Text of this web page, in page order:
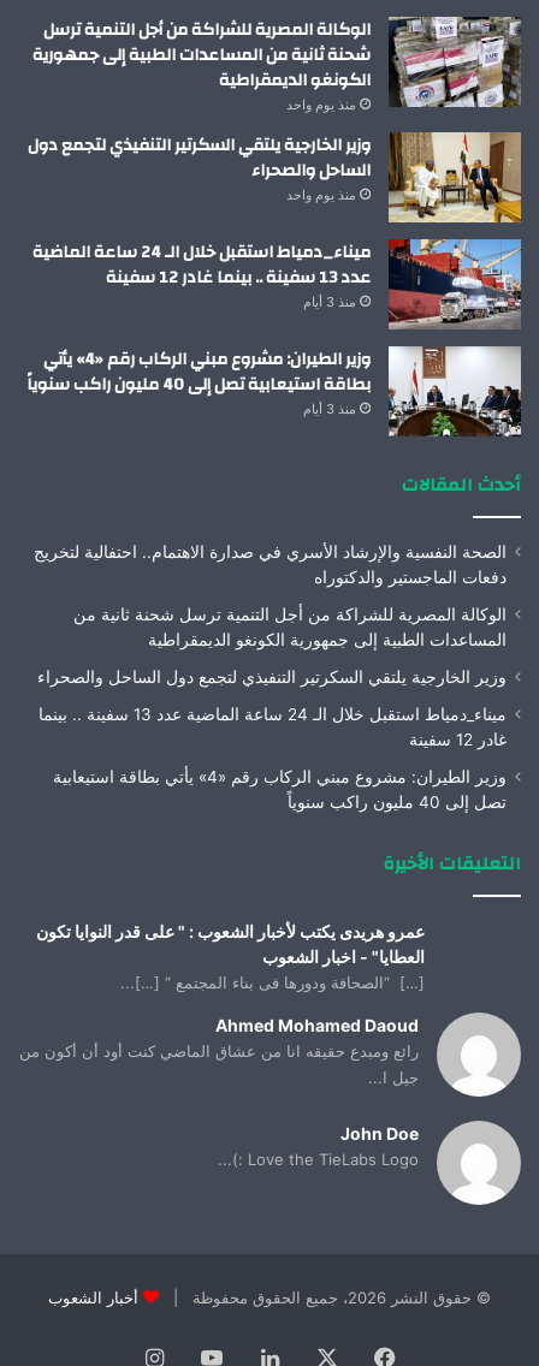
الوكالة المصرية للشراكة من أجل التنمية ترسل
شحنة ثانية من المساعدات الطبية إلى جمهورية
الكونغو الديمقراطية
منذ يوم واحد
وزير الخارجية يلتقي السكرتير التنفيذي لتجمع دول
الساحل والصحراء
منذ يوم واحد
ميناء_دمياط استقبل خلال الـ 24 ساعة الماضية
عدد 13 سفينة .. بينما غادر 12 سفينة
منذ 3 أيام
وزير الطيران: مشروع مبني الركاب رقم «4» يأتي
بطاقة استيعابية تصل إلى 40 مليون راكب سنوياً
منذ 3 أيام
أحدث المقالات
الصحة النفسية والإرشاد الأسري في صدارة الاهتمام.. احتفالية لتخريج
دفعات الماجستير والدكتوراه
الوكالة المصرية للشراكة من أجل التنمية ترسل شحنة ثانية من
المساعدات الطبية إلى جمهورية الكونغو الديمقراطية
وزير الخارجية يلتقي السكرتير التنفيذي لتجمع دول الساحل والصحراء
ميناء_دمياط استقبل خلال الـ 24 ساعة الماضية عدد 13 سفينة .. بينما
غادر 12 سفينة
وزير الطيران: مشروع مبني الركاب رقم «4» يأتي بطاقة استيعابية
تصل إلى 40 مليون راكب سنوياً
التعليقات الأخيرة
عمرو هريدى يكتب لأخبار الشعوب : " على قدر النوايا تكون
العطايا" - اخبار الشعوب
[…] “الصحافة ودورها فى بناء المجتمع “ […]...
Ahmed Mohamed Daoud
رائع ومبدع حقيقه انا من عشاق الماضي كنت أود أن أكون من
جيل ا...
John Doe
Love the TieLabs Logo :)...
© حقوق النشر 2026، جميع الحقوق محفوظة | أخبار الشعوب
فيسبوك لينكدإن يوتيوب